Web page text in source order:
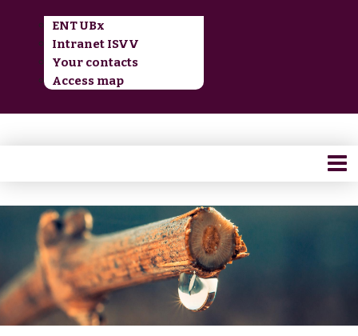
ENT UBx
Intranet ISVV
Your contacts
Access map